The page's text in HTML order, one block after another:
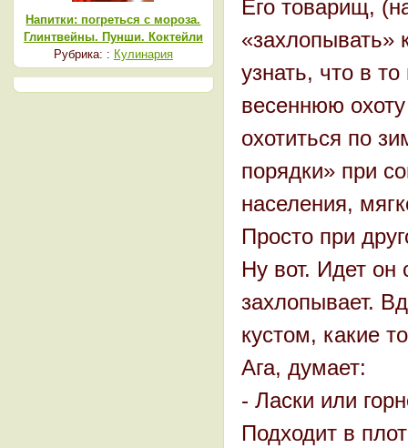
Его товарищ,
«захлопывать»
узнать, что в
весеннюю
охотиться по
порядки» при
населения,
Просто при
Ну вот. Идет он
захлопывает.
кустом, какие
Ага, думает:
- Ласки или
Подходит в
Напитки: погреться с мороза.
Глинтвейны. Пунши. Коктейли
Рубрика: : Кулинария